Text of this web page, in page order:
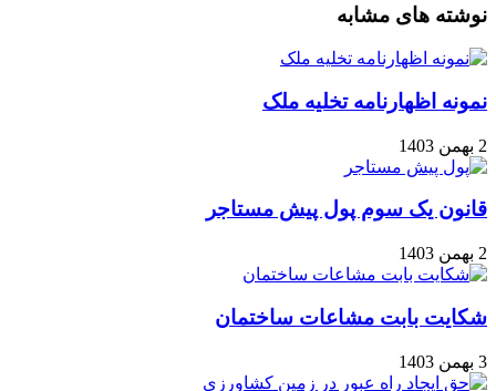
نوشته های مشابه
نمونه اظهارنامه تخلیه ملک
2 بهمن 1403
قانون یک سوم پول پیش مستاجر
2 بهمن 1403
شکایت بابت مشاعات ساختمان
3 بهمن 1403